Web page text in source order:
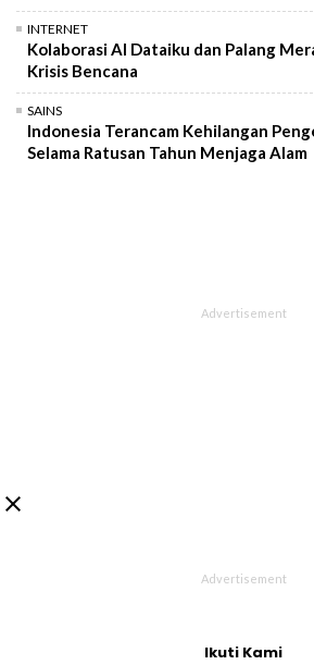
INTERNET
Kolaborasi AI Dataiku dan Palang
Krisis Bencana
SAINS
Indonesia Terancam Kehilangan
Selama Ratusan Tahun Menjaga Alam

Ikuti Kami